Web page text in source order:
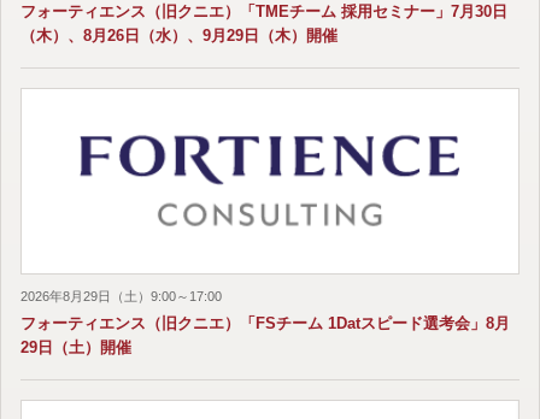
フォーティエンス（旧クニエ）「TMEチーム 採用セミナー」7月30日
（木）、8月26日（水）、9月29日（木）開催
2026年8月29日（土）9:00～17:00
フォーティエンス（旧クニエ）「FSチーム 1Datスピード選考会」8月
29日（土）開催